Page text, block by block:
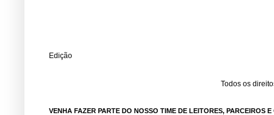
Edição
Todos os
VENHA FAZER PARTE DO NOSSO TIME DE LEITORES, PARCEIROS